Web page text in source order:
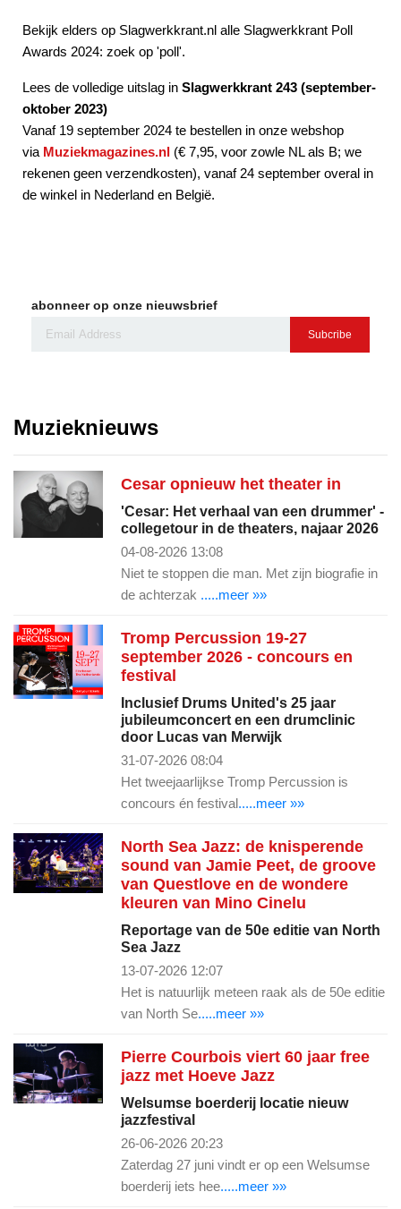
Bekijk elders op Slagwerkkrant.nl alle Slagwerkkrant Poll
Awards 2024: zoek op 'poll'.
Lees de volledige uitslag in Slagwerkkrant 243 (september-
oktober 2023)
Vanaf 19 september 2024 te bestellen in onze webshop
via Muziekmagazines.nl (€ 7,95, voor zowle NL als B; we
rekenen geen verzendkosten), vanaf 24 september overal in
de winkel in Nederland en België.
abonneer op onze nieuwsbrief
Subcribe
Muzieknieuws
Cesar opnieuw het theater in
'Cesar: Het verhaal van een drummer' -
collegetour in de theaters, najaar 2026
04-08-2026 13:08
Niet te stoppen die man. Met zijn biografie in
de achterzak .....meer »»
Tromp Percussion 19-27
september 2026 - concours en
festival
Inclusief Drums United's 25 jaar
jubileumconcert en een drumclinic
door Lucas van Merwijk
31-07-2026 08:04
Het tweejaarlijkse Tromp Percussion is
concours én festival.....meer »»
North Sea Jazz: de knisperende
sound van Jamie Peet, de groove
van Questlove en de wondere
kleuren van Mino Cinelu
Reportage van de 50e editie van North
Sea Jazz
13-07-2026 12:07
Het is natuurlijk meteen raak als de 50e editie
van North Se.....meer »»
Pierre Courbois viert 60 jaar free
jazz met Hoeve Jazz
Welsumse boerderij locatie nieuw
jazzfestival
26-06-2026 20:23
Zaterdag 27 juni vindt er op een Welsumse
boerderij iets hee.....meer »»